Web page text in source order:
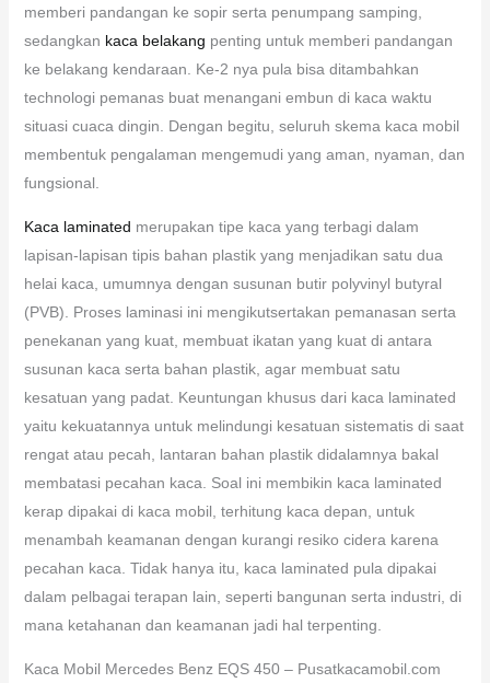
memberi pandangan ke sopir serta penumpang samping,
sedangkan kaca belakang penting untuk memberi pandangan
ke belakang kendaraan. Ke-2 nya pula bisa ditambahkan
technologi pemanas buat menangani embun di kaca waktu
situasi cuaca dingin. Dengan begitu, seluruh skema kaca mobil
membentuk pengalaman mengemudi yang aman, nyaman, dan
fungsional.
Kaca laminated merupakan tipe kaca yang terbagi dalam
lapisan-lapisan tipis bahan plastik yang menjadikan satu dua
helai kaca, umumnya dengan susunan butir polyvinyl butyral
(PVB). Proses laminasi ini mengikutsertakan pemanasan serta
penekanan yang kuat, membuat ikatan yang kuat di antara
susunan kaca serta bahan plastik, agar membuat satu
kesatuan yang padat. Keuntungan khusus dari kaca laminated
yaitu kekuatannya untuk melindungi kesatuan sistematis di saat
rengat atau pecah, lantaran bahan plastik didalamnya bakal
membatasi pecahan kaca. Soal ini membikin kaca laminated
kerap dipakai di kaca mobil, terhitung kaca depan, untuk
menambah keamanan dengan kurangi resiko cidera karena
pecahan kaca. Tidak hanya itu, kaca laminated pula dipakai
dalam pelbagai terapan lain, seperti bangunan serta industri, di
mana ketahanan dan keamanan jadi hal terpenting.
Kaca Mobil Mercedes Benz EQS 450 – Pusatkacamobil.com